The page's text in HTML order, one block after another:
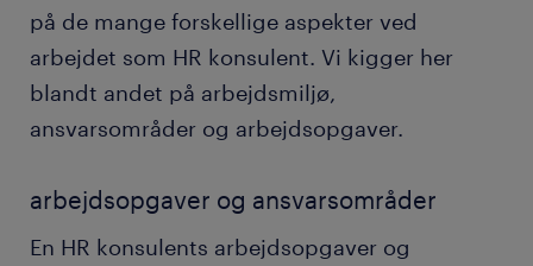
på de mange forskellige aspekter ved
arbejdet som HR konsulent. Vi kigger her
blandt andet på arbejdsmiljø,
ansvarsområder og arbejdsopgaver.
arbejdsopgaver og ansvarsområder
En HR konsulents arbejdsopgaver og